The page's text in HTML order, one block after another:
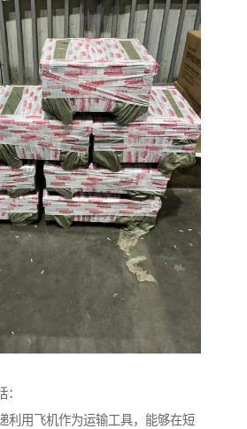
利用飞机作为运输工具，能够在短